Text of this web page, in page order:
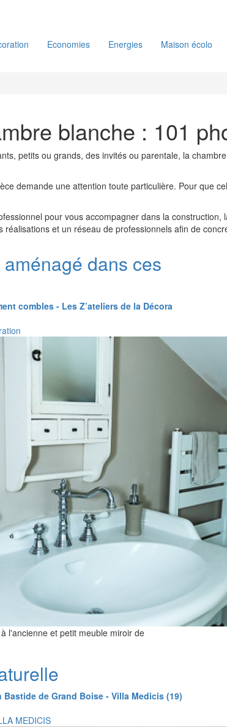
Economies Energies Maison écolo
blanche : 101
petits ou grands, des invités ou parentale, la
demande une attention toute particulière. Pour que
pour vous accompagner dans la
réalisations et un réseau de professionnels afin de
dans ces
combles - Les Z’ateliers de la Décora
l'ancienne et petit meuble miroir de
Bastide de Grand Boise - Villa Medicis (19)
MEDICIS